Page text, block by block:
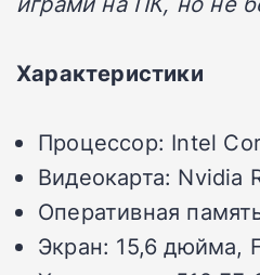
Характеристики
Процессор: Intel
Видеокарта: Nvidia
Оперативная
Экран: 15,6 дюйма,